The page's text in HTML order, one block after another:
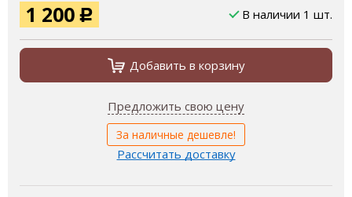
1 200 Р В наличии 1 шт.
Добавить в корзину
Предложить свою цену
За наличные дешевле!
Рассчитать доставку